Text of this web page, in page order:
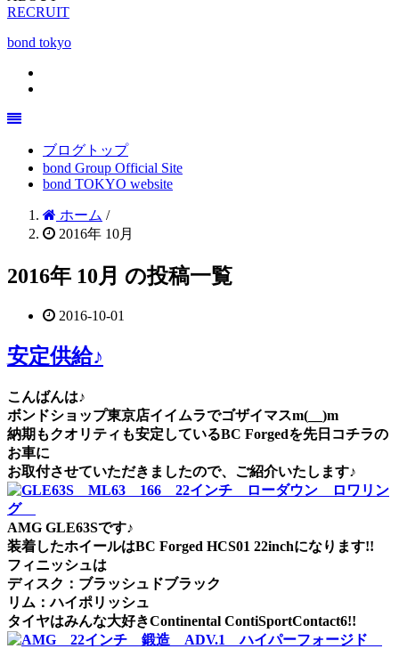
RECRUIT
bond tokyo
ブログトップ
bond Group Official Site
bond TOKYO website
ホーム /
2016年 10月
2016年 10月 の投稿一覧
2016-10-01
安定供給♪
こんばんは♪
ボンドショップ東京店イイムラでゴザイマスm(__)m
納期もクオリティも安定しているBC Forgedを先日コチラの
お車に
お取付させていただきましたので、ご紹介いたします♪
AMG GLE63Sです♪
装着したホイールはBC Forged HCS01 22inchになります!!
フィニッシュは
ディスク：ブラッシュドブラック
リム：ハイポリッシュ
タイヤはみんな大好きContinental ContiSportContact6!!